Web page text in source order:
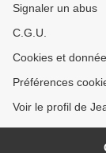
Signaler un abus
C.G.U.
Cookies et
Préférences
Voir le profil de